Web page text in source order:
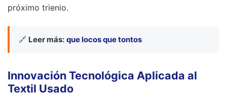
próximo trienio.
🔗 Leer más: que locos que tontos
Innovación Tecnológica Aplicada al
Textil Usado